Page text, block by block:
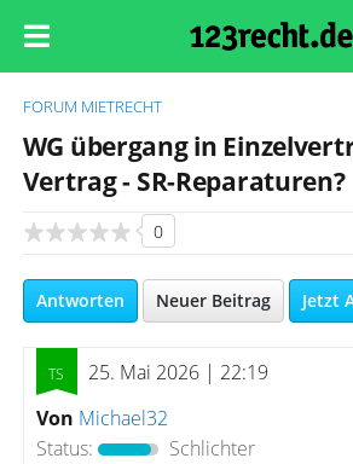
FORUM MIETRECHT
WG übergang in
Vertrag - SR-Reparaturen?
0
Antworten Neuer Beitrag Jetzt
25. Mai 2026 | 22:19
Von Michael32
Status:
Schlichter